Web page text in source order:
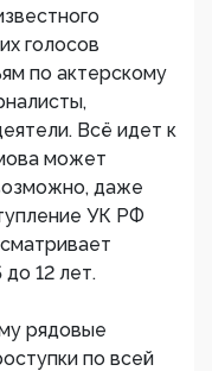
голосов
по актерскому
Всё идет к
может
даже
УК РФ
12 лет.
рядовые
по всей